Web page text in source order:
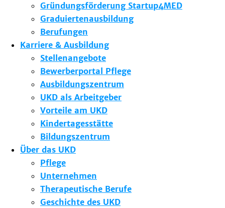
Gründungsförderung Startup4MED
Graduiertenausbildung
Berufungen
Karriere & Ausbildung
Stellenangebote
Bewerberportal Pflege
Ausbildungszentrum
UKD als Arbeitgeber
Vorteile am UKD
Kindertagesstätte
Bildungszentrum
Über das UKD
Pflege
Unternehmen
Therapeutische Berufe
Geschichte des UKD